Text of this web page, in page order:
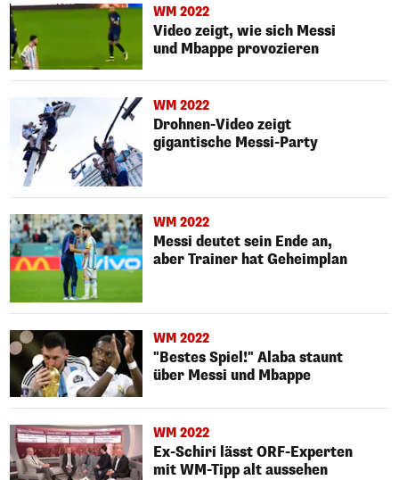
WM 2022
Video zeigt, wie sich Messi
und Mbappe provozieren
WM 2022
Drohnen-Video zeigt
gigantische Messi-Party
WM 2022
Messi deutet sein Ende an,
aber Trainer hat Geheimplan
WM 2022
"Bestes Spiel!" Alaba staunt
über Messi und Mbappe
WM 2022
Ex-Schiri lässt ORF-Experten
mit WM-Tipp alt aussehen